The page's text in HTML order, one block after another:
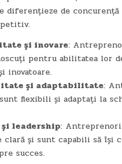
diferențieze de concurență
și inovare:
pentru abilitatea lor
inovatoare.
și adaptabilitate:
flexibili și adaptați la
leadership:
clară și sunt capabili să își
succes.